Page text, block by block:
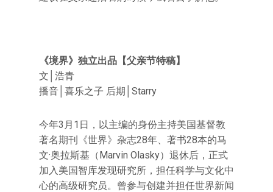
《境界》独立出品【父亲节特稿】
文│浩青
播音│喜乐之子 后期│Starry
今年3月1日，以主编的身份主持美国基督教
著名期刊《世界》杂志28年、著书28本的马
文·奥拉斯基（Marvin Olasky）退休后，正式
加入美国智库发现研究所，担任科学与文化中
心的高级研究员。曾参与创建并担任世界新闻